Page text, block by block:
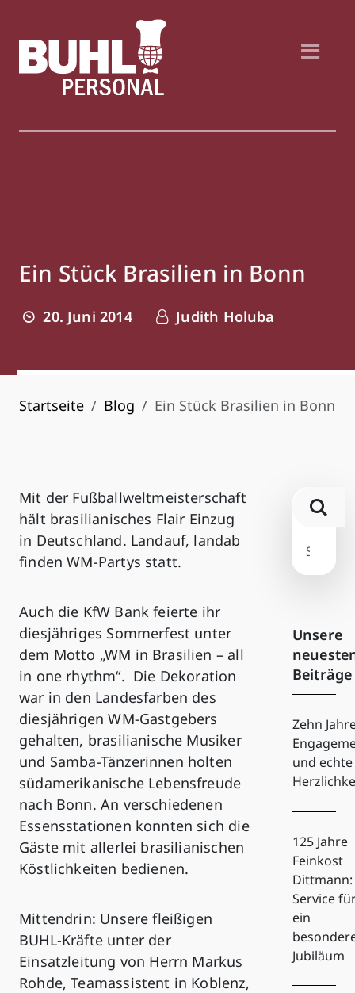
Ein Stück Brasilien in Bonn
20. Juni 2014 Judith Holuba
Startseite Blog Ein Stück Brasilien in Bonn
Mit der Fußballweltmeisterschaft
hält brasilianisches Flair Einzug
in Deutschland. Landauf, landab
finden WM-Partys statt.
Auch die KfW Bank feierte ihr
diesjähriges Sommerfest unter
dem Motto „WM in Brasilien – all
in one rhythm“. Die Dekoration
war in den Landesfarben des
diesjährigen WM-Gastgebers
gehalten, brasilianische Musiker
und Samba-Tänzerinnen holten
südamerikanische Lebensfreude
nach Bonn. An verschiedenen
Essensstationen konnten sich die
Gäste mit allerlei brasilianischen
Köstlichkeiten bedienen.
Mittendrin: Unsere fleißigen
BUHL-Kräfte unter der
Einsatzleitung von Herrn Markus
Rohde, Teamassistent in Koblenz,
Unsere
Beiträge
Zehn
und echte
125 Jahre
Feinkost
Dittmann:
Service
ein
Jubiläum